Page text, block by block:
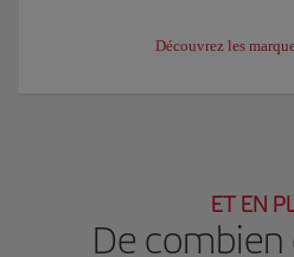
Découvrez les
ET EN
De combien